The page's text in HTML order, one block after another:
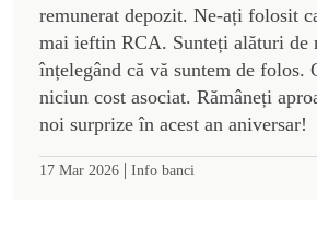
remunerat depozit. Ne-ați folosit
mai ieftin RCA. Sunteți alături de
înțelegând că vă suntem de folos.
niciun cost asociat. Rămâneți
noi surprize în acest an aniversar!
17 Mar 2026 | Info banci